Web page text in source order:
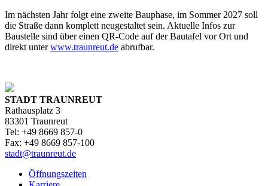
Im nächsten Jahr folgt eine zweite Bauphase, im Sommer 2027 soll
die Straße dann komplett neugestaltet sein. Aktuelle Infos zur
Baustelle sind über einen QR-Code auf der Bautafel vor Ort und
direkt unterwww.traunreut.de abrufbar.
STADT TRAUNREUT
Rathausplatz 3
83301 Traunreut
Tel: +49 8669 857-0
Fax: +49 8669 857-100
stadt@traunreut.de
Öffnungszeiten